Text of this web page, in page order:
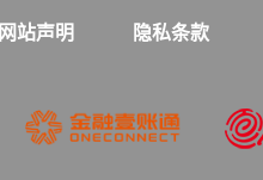
网站声明 隐私条款